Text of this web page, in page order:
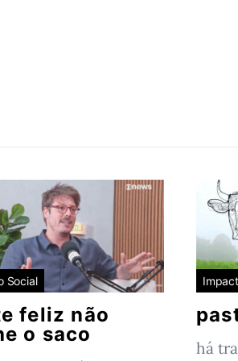
Social
feliz não
o saco
há